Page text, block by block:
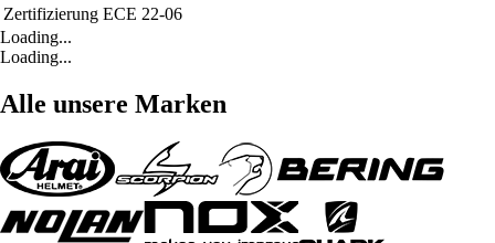
Zertifizierung ECE 22-06
Loading...
Loading...
Alle unsere Marken